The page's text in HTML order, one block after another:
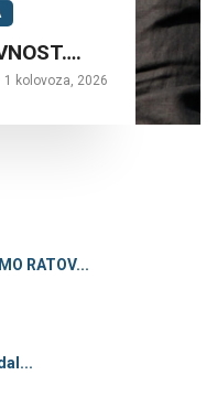
1 kolovoza, 2026
RATOV...